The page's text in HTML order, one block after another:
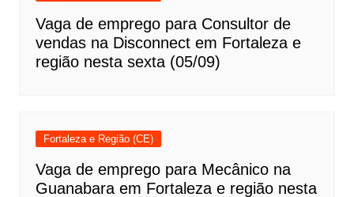
Vaga de emprego para Consultor de
vendas na Disconnect em Fortaleza e
região nesta sexta (05/09)
Fortaleza e Região (CE)
Vaga de emprego para Mecânico na
Guanabara em Fortaleza e região nesta